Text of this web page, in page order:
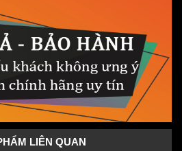
LIÊN QUAN